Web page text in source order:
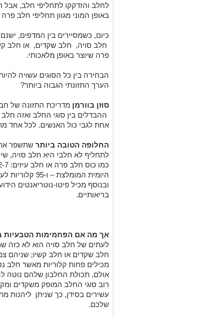
לחלב והזדקקו לתחליפי חלב, אבל
באופן המוני מגוון תחליפי חלב
כיום, כשמסיירים בין המדפים,
חלב סויה, חלב שקדים, או חלב
פרה שיוצר באופן מלאכותי.
הבחירה בין כל הסוגים עשויה
הערך התזונתי הגבוה ביותר?
סוזן בוורמן מדריכת התזונה של
ההבדלים בין סוגי החלב ואזה
אחת לגבי כול האנשים. לכל אחד
החלופה הטובה ביותר שתשפר את
לתחליף לא חלבי היא חלב סויה,
היומית
ובנוסף מכיל פיטו-נוטריאנטים
בריאותיים.
אך מה אם הפחמימות הטבעיות
לעתים של חלב סויה הוא לא כזה
חלב שקדים או חלב קשיו; שניהם
מכילים פחות קלוריות מאשר חלב
אולם, תכולת החלבון שלהם נוטה
רוב סוגי החלב המופק משקדים
עשירים בסידן, כך שניתן
שלכם.